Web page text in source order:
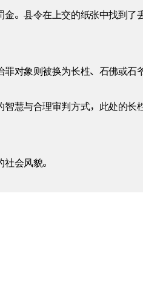
。县令在上交的纸张中找到了
对象则被换为长栍、石佛或石
慧与合理审判方式，此处的长
会风貌。